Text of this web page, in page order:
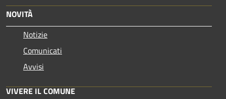
NOVITÀ
Notizie
Comunicati
Avvisi
VIVERE IL COMUNE